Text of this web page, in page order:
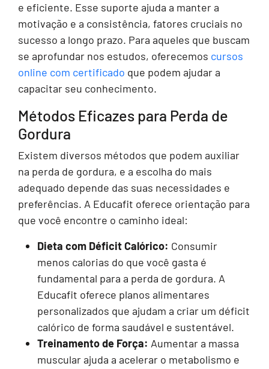
e eficiente. Esse suporte ajuda a manter a
motivação e a consistência, fatores cruciais no
sucesso a longo prazo. Para aqueles que buscam
se aprofundar nos estudos, oferecemos cursos
online com certificado que podem ajudar a
capacitar seu conhecimento.
Métodos Eficazes para Perda de
Gordura
Existem diversos métodos que podem auxiliar
na perda de gordura, e a escolha do mais
adequado depende das suas necessidades e
preferências. A Educafit oferece orientação para
que você encontre o caminho ideal:
Dieta com Déficit Calórico: Consumir
menos calorias do que você gasta é
fundamental para a perda de gordura. A
Educafit oferece planos alimentares
personalizados que ajudam a criar um déficit
calórico de forma saudável e sustentável.
Treinamento de Força: Aumentar a massa
muscular ajuda a acelerar o metabolismo e